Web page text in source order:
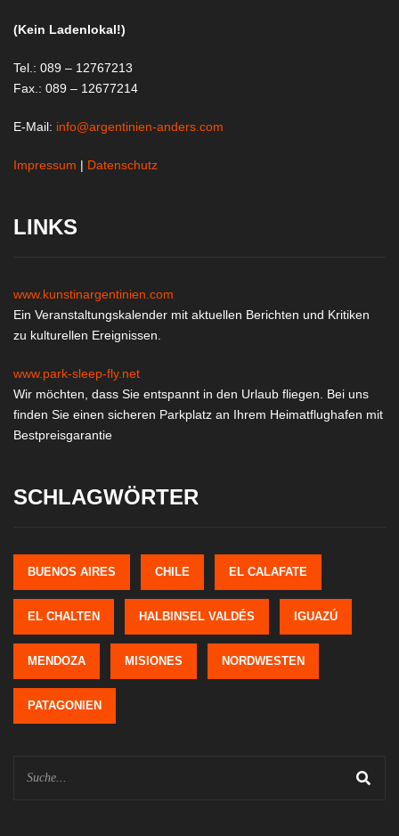
(Kein Ladenlokal!)
Tel.: 089 – 12767213
Fax.: 089 – 12677214
E-Mail: info@argentinien-anders.com
Impressum | Datenschutz
LINKS
www.kunstinargentinien.com
Ein Veranstaltungskalender mit aktuellen Berichten und Kritiken
zu kulturellen Ereignissen.
www.park-sleep-fly.net
Wir möchten, dass Sie entspannt in den Urlaub fliegen. Bei uns
finden Sie einen sicheren Parkplatz an Ihrem Heimatflughafen mit
Bestpreisgarantie
SCHLAGWÖRTER
BUENOS AIRES CHILE EL CALAFATE
EL CHALTEN HALBINSEL VALDÉS IGUAZÚ
MENDOZA MISIONES NORDWESTEN
PATAGONIEN